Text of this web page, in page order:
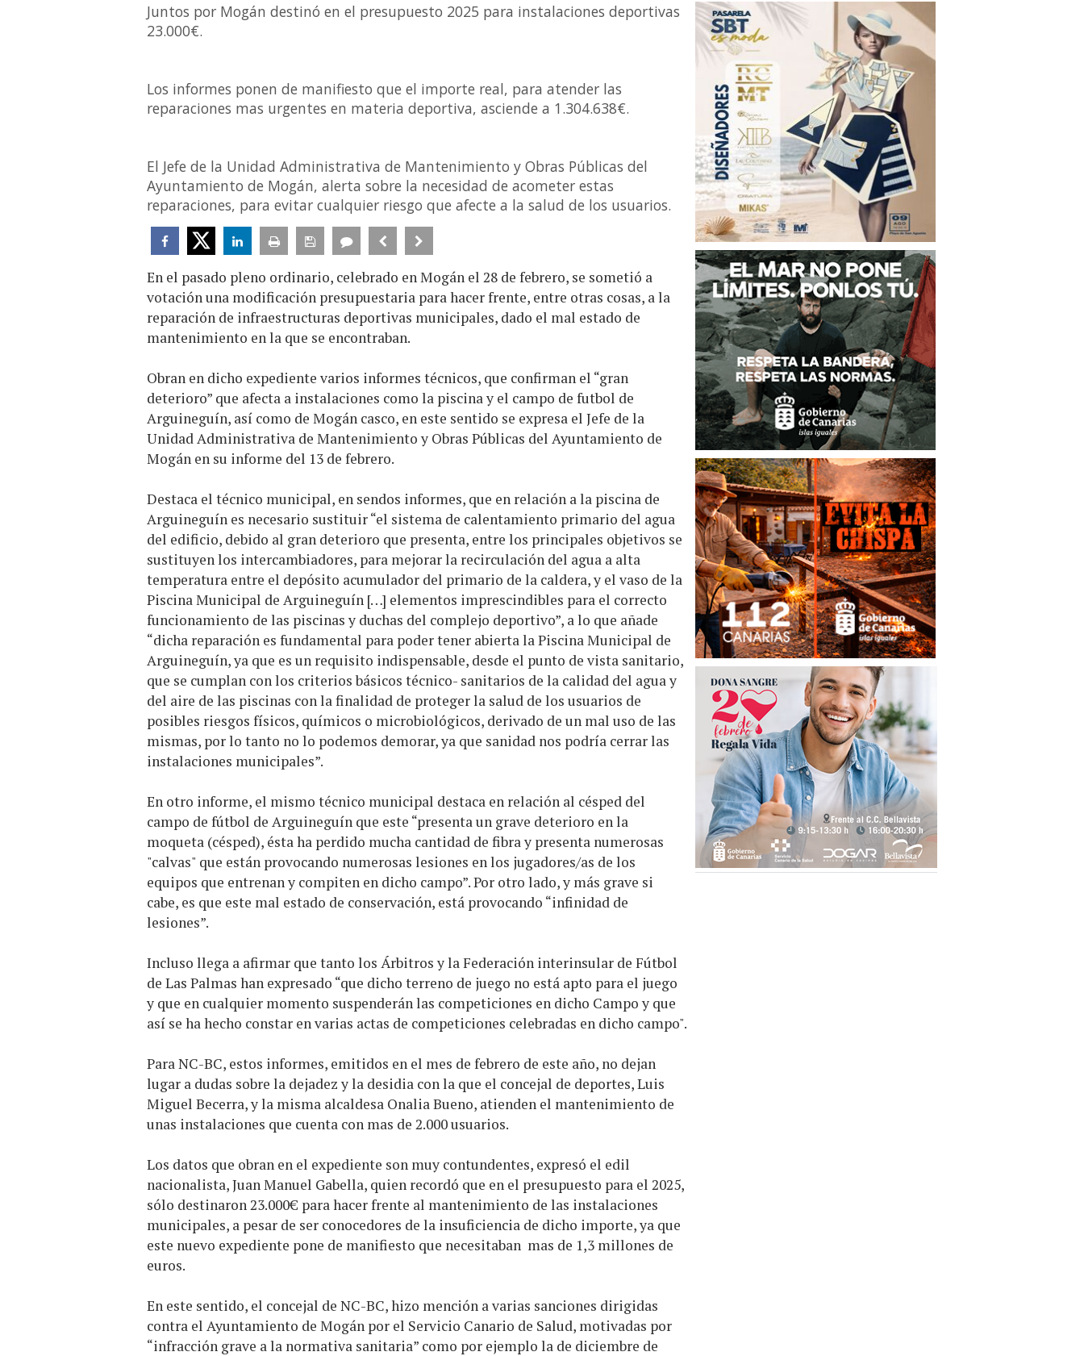
Juntos por Mogán destinó en el presupuesto 2025 para instalaciones deportivas
23.000€.
Los informes ponen de manifiesto que el importe real, para atender las
reparaciones mas urgentes en materia deportiva, asciende a 1.304.638€.
El Jefe de la Unidad Administrativa de Mantenimiento y Obras Públicas del
Ayuntamiento de Mogán, alerta sobre la necesidad de acometer estas
reparaciones, para evitar cualquier riesgo que afecte a la salud de los usuarios.
En el pasado pleno ordinario, celebrado en Mogán el 28 de febrero, se sometió a
votación una modificación presupuestaria para hacer frente, entre otras cosas, a la
reparación de infraestructuras deportivas municipales, dado el mal estado de
mantenimiento en la que se encontraban.
Obran en dicho expediente varios informes técnicos, que confirman el “gran
deterioro” que afecta a instalaciones como la piscina y el campo de futbol de
Arguineguín, así como de Mogán casco, en este sentido se expresa el Jefe de la
Unidad Administrativa de Mantenimiento y Obras Públicas del Ayuntamiento de
Mogán en su informe del 13 de febrero.
Destaca el técnico municipal, en sendos informes, que en relación a la piscina de
Arguineguín es necesario sustituir “el sistema de calentamiento primario del agua
del edificio, debido al gran deterioro que presenta, entre los principales objetivos se
sustituyen los intercambiadores, para mejorar la recirculación del agua a alta
temperatura entre el depósito acumulador del primario de la caldera, y el vaso de la
Piscina Municipal de Arguineguín […] elementos imprescindibles para el correcto
funcionamiento de las piscinas y duchas del complejo deportivo”, a lo que añade
“dicha reparación es fundamental para poder tener abierta la Piscina Municipal de
Arguineguín, ya que es un requisito indispensable, desde el punto de vista sanitario,
que se cumplan con los criterios básicos técnico- sanitarios de la calidad del agua y
del aire de las piscinas con la finalidad de proteger la salud de los usuarios de
posibles riesgos físicos, químicos o microbiológicos, derivado de un mal uso de las
mismas, por lo tanto no lo podemos demorar, ya que sanidad nos podría cerrar las
instalaciones municipales”.
En otro informe, el mismo técnico municipal destaca en relación al césped del
campo de fútbol de Arguineguín que este “presenta un grave deterioro en la
moqueta (césped), ésta ha perdido mucha cantidad de fibra y presenta numerosas
"calvas" que están provocando numerosas lesiones en los jugadores/as de los
equipos que entrenan y compiten en dicho campo”. Por otro lado, y más grave si
cabe, es que este mal estado de conservación, está provocando “infinidad de
lesiones”.
Incluso llega a afirmar que tanto los Árbitros y la Federación interinsular de Fútbol
de Las Palmas han expresado “que dicho terreno de juego no está apto para el juego
y que en cualquier momento suspenderán las competiciones en dicho Campo y que
así se ha hecho constar en varias actas de competiciones celebradas en dicho campo".
Para NC-BC, estos informes, emitidos en el mes de febrero de este año, no dejan
lugar a dudas sobre la dejadez y la desidia con la que el concejal de deportes, Luis
Miguel Becerra, y la misma alcaldesa Onalia Bueno, atienden el mantenimiento de
unas instalaciones que cuenta con mas de 2.000 usuarios.
Los datos que obran en el expediente son muy contundentes, expresó el edil
nacionalista, Juan Manuel Gabella, quien recordó que en el presupuesto para el 2025,
sólo destinaron 23.000€ para hacer frente al mantenimiento de las instalaciones
municipales, a pesar de ser conocedores de la insuficiencia de dicho importe, ya que
este nuevo expediente pone de manifiesto que necesitaban mas de 1,3 millones de
euros.
En este sentido, el concejal de NC-BC, hizo mención a varias sanciones dirigidas
contra el Ayuntamiento de Mogán por el Servicio Canario de Salud, motivadas por
“infracción grave a la normativa sanitaria” como por ejemplo la de diciembre de